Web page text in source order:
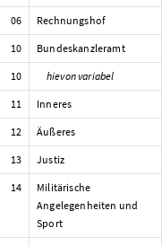
06 Rechnungshof
10 Bundeskanzleramt
10 hievon variabel
11 Inneres
12 Äußeres
13 Justiz
14
Militärische
Angelegenheiten und
Sport